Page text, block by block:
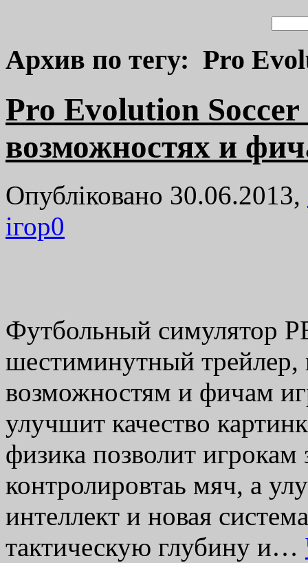
Архив по тегу: Pro
Pro Evolution
возможностях и
Опубліковано 30.06.2013,
ігор0
Футбольный симулятор
шестиминутный
возможностям и фичам
улучшит качество
физика позволит
контролировтаь мяч, а
интеллект и новая
тактическую глубину и…